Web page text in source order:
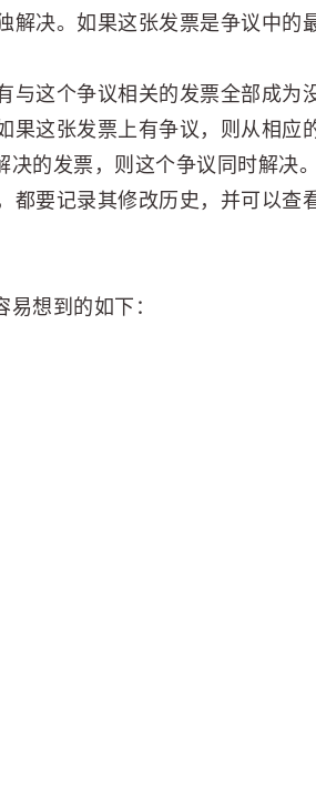
解决。如果这张发票是争议中的
与这个争议相关的发票全部成为
果这张发票上有争议，则从相应
的发票，则这个争议同时解决。
都要记录其修改历史，并可以查看
想到的如下：